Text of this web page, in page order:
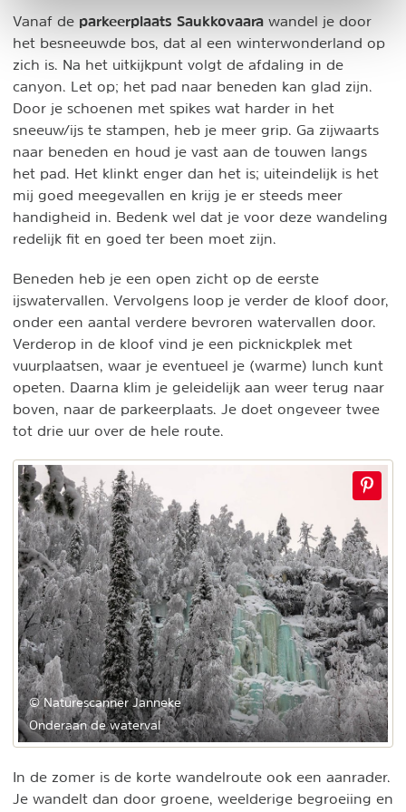
Vanaf de parkeerplaats Saukkovaara wandel je door
het besneeuwde bos, dat al een winterwonderland op
zich is. Na het uitkijkpunt volgt de afdaling in de
canyon. Let op; het pad naar beneden kan glad zijn.
Door je schoenen met spikes wat harder in het
sneeuw/ijs te stampen, heb je meer grip. Ga zijwaarts
naar beneden en houd je vast aan de touwen langs
het pad. Het klinkt enger dan het is; uiteindelijk is het
mij goed meegevallen en krijg je er steeds meer
handigheid in. Bedenk wel dat je voor deze wandeling
redelijk fit en goed ter been moet zijn.
Beneden heb je een open zicht op de eerste
ijswatervallen. Vervolgens loop je verder de kloof door,
onder een aantal verdere bevroren watervallen door.
Verderop in de kloof vind je een picknickplek met
vuurplaatsen, waar je eventueel je (warme) lunch kunt
opeten. Daarna klim je geleidelijk aan weer terug naar
boven, naar de parkeerplaats. Je doet ongeveer twee
tot drie uur over de hele route.
© Naturescanner Janneke
Onderaan de waterval
In de zomer is de korte wandelroute ook een aanrader.
Je wandelt dan door groene, weelderige begroeiing en